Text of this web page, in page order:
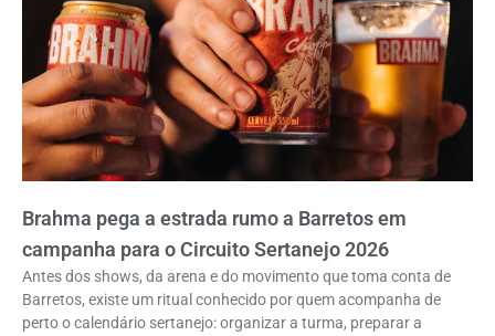
Brahma pega a estrada rumo a Barretos em
campanha para o Circuito Sertanejo 2026
Antes dos shows, da arena e do movimento que toma conta de
Barretos, existe um ritual conhecido por quem acompanha de
perto o calendário sertanejo: organizar a turma, preparar a